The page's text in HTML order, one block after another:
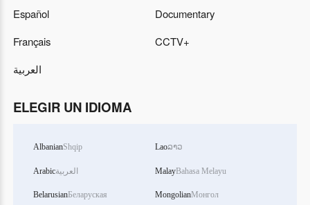
05:30
Español
Français
العربية
Documentary
CCTV+
ELEGIR UN IDIOMA
AlbanianShqip
Arabicالعربية
BelarusianБеларуская
Laoລາວ
MalayBahasa Melayu
MongolianМонгол